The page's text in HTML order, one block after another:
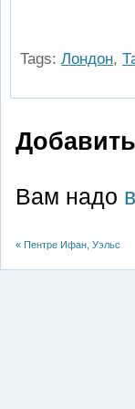
Tags: Лондон,
Вам надо
«Пентре Ифан, Уэльс